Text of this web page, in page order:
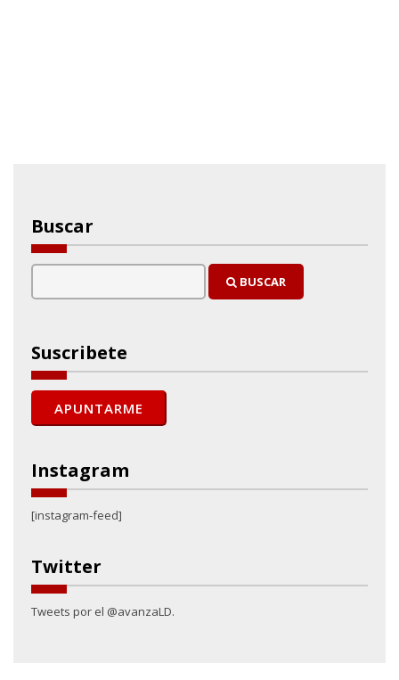
Buscar
BUSCAR
Suscribete
Instagram
[instagram-feed]
Twitter
Tweets por el @avanzaLD.